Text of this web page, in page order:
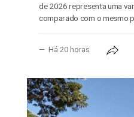
de 2026 representa uma
comparado com o mesmo
Há 20 horas